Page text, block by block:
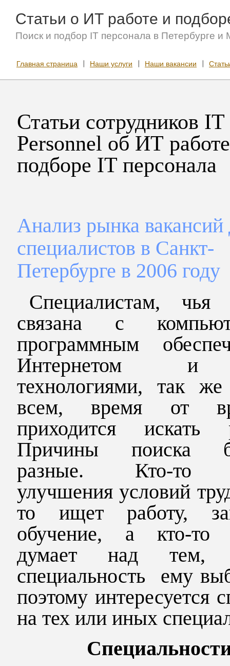
Статьи о ИТ работе и
Поиск и подбор IT персонала в Петербурге и
Главная страница Наши услуги Наши вакансии
Статьи сотрудников IT
Personnel об ИТ
подборе IT персонала
Анализ рынка вакансий
специалистов в Санкт-
Петербурге в 2006 году
Специалистам, чья
связана с
программным
технологиями, так
всем, время от
приходится искать
Причины поиска
разные. Кто-то
улучшения условий
то ищет работу,
обучение, а кто-то
думает над тем,
специальность ему
поэтому интересуется
на тех или иных